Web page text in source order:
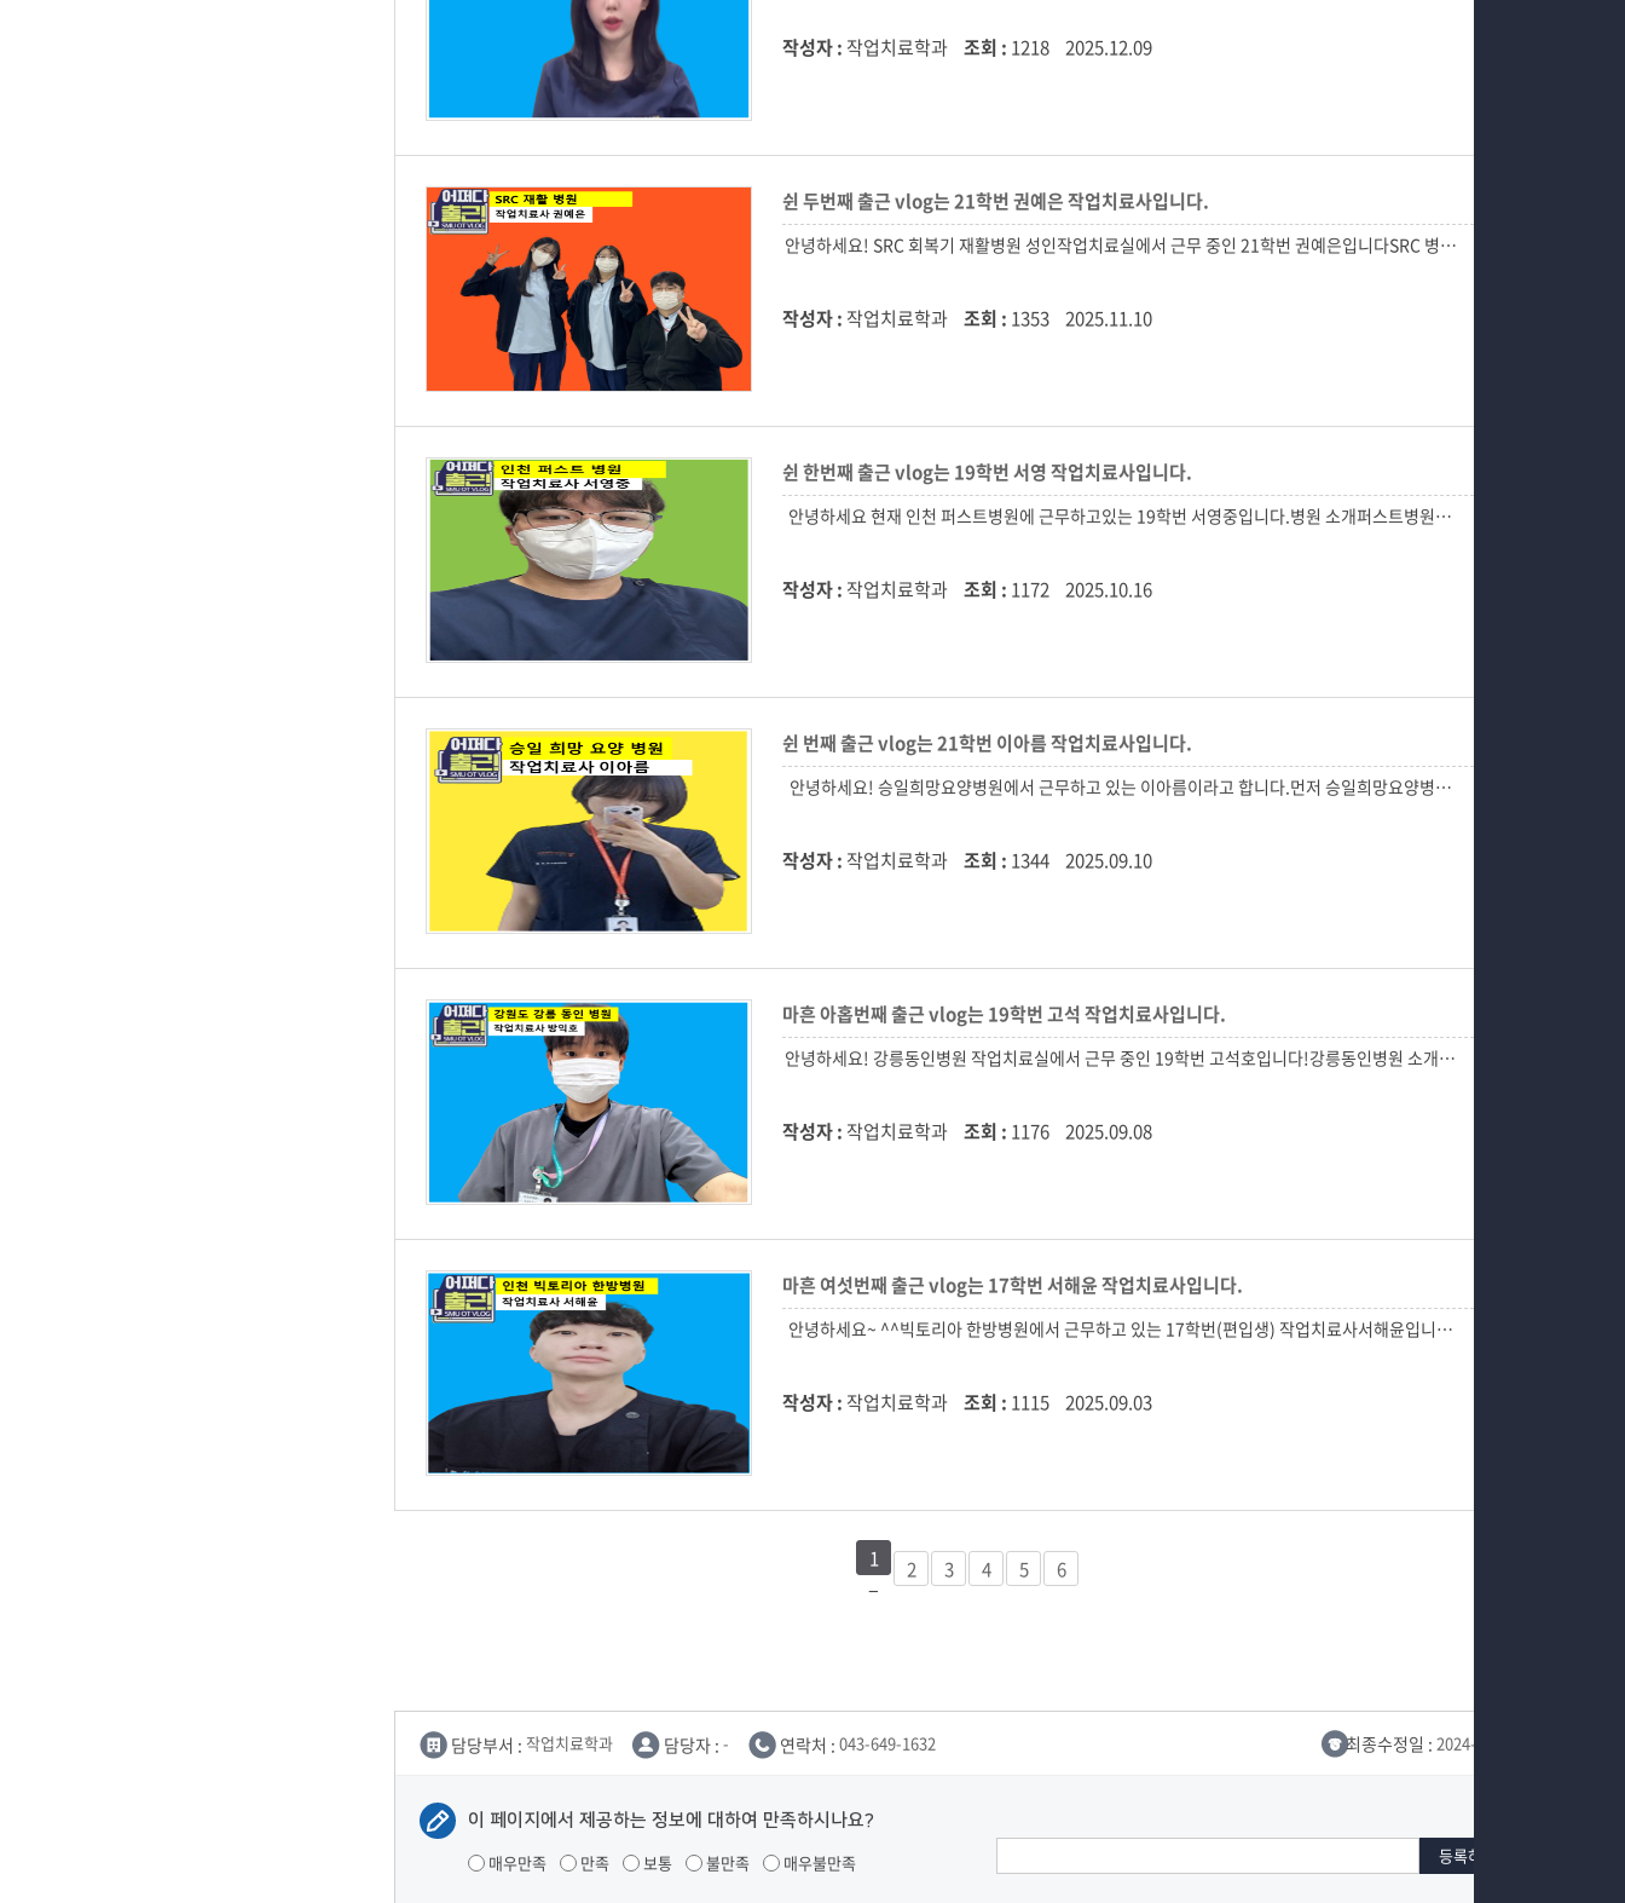
작성자 : 작업치료학과 조회 : 1218 2025.12.09
쉰 두번째 출근 vlog는 21학번 권예은 작업치료사입니다.
작성자 : 작업치료학과 조회 : 1353 2025.11.10
쉰 한번째 출근 vlog는 19학번 서영 작업치료사입니다.
작성자 : 작업치료학과 조회 : 1172 2025.10.16
쉰 번째 출근 vlog는 21학번 이아름 작업치료사입니다.
작성자 : 작업치료학과 조회 : 1344 2025.09.10
마흔 아홉번째 출근 vlog는 19학번 고석 작업치료사입니다.
작성자 : 작업치료학과 조회 : 1176 2025.09.08
마흔 여섯번째 출근 vlog는 17학번 서해윤 작업치료사입니다.
작성자 : 작업치료학과 조회 : 1115 2025.09.03
1 2 3 4 5 6
담당부서 : 작업치료학과 담당자 : - 연락처 : 043-649-1632 최종수정일 : 2024-10-26
이 페이지에서 제공하는 정보에 대하여 만족하시나요?
매우만족 만족 보통 불만족 매우불만족